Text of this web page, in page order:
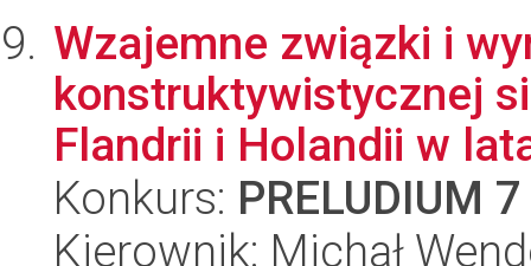
Wzajemne związki i
konstruktywistycznej
Flandrii i Holandii w
Konkurs: PRELUDIUM 7
Kierownik: Michał